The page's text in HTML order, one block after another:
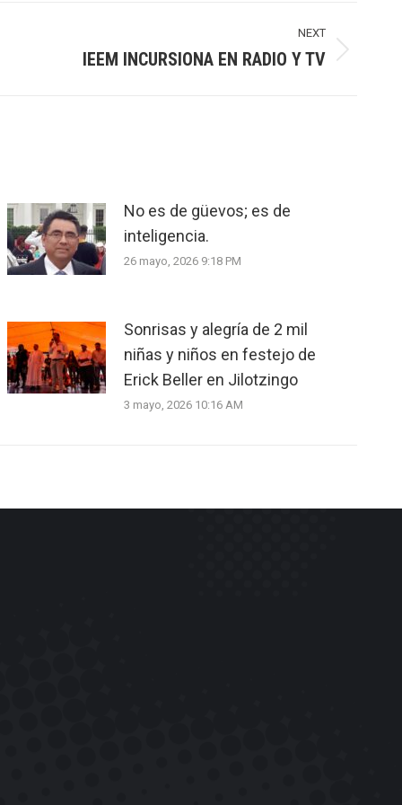
NEXT
IEEM INCURSIONA EN RADIO Y TV
No es de güevos; es de
inteligencia.
26 mayo, 2026 9:18 PM
Sonrisas y alegría de 2 mil
niñas y niños en festejo de
Erick Beller en Jilotzingo
3 mayo, 2026 10:16 AM